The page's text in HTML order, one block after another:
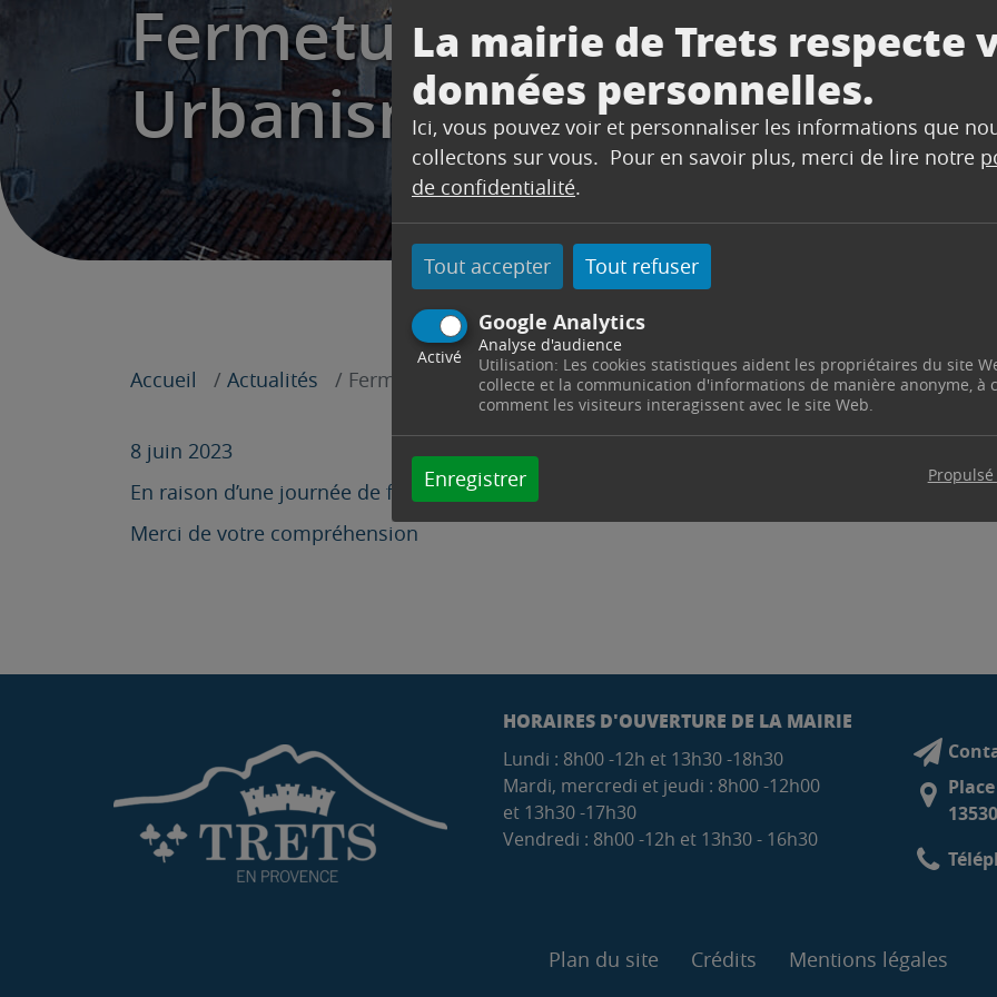
La mairie de Trets respecte
données personnelles.
Ici, vous pouvez voir et personnaliser les informations que
collectons sur vous. Pour en savoir plus, merci de lire notre
de confidentialité.
Tout accepter Tout refuser
Google Analytics
Activé
Analyse d'audience
Utilisation: Les cookies statistiques aident les propriétaires du site
collecte et la communication d'informations de manière anonyme, à
comment les visiteurs interagissent avec le site Web.
Enregistrer
Fermeture exceptionnelle
Urbanisme
Accueil Actualités Fermeture exceptionnelle du service Urbanisme
8 juin 2023
En raison d’une journée de formation, le service Urbanisme sera fermé ce jour, jeudi 8 juin
Merci de votre compréhension
HORAIRES D'OUVERTURE DE LA MAIRIE
Lundi : 8h00 -12h et 13h30 -18h30
Mardi, mercredi et jeudi : 8h00 -12h00
et 13h30 -17h30
Vendredi : 8h00 -12h et 13h30 - 16h30
Plan du site Crédits Mentions légales